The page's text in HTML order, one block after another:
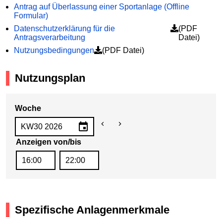
Antrag auf Überlassung einer Sportanlage (Offline
Formular)
Datenschutzerklärung für die
Antragsverarbeitung
(PDF
Datei)
Nutzungsbedingungen
(PDF Datei)
Nutzungsplan
Woche
Anzeigen von/bis
Spezifische Anlagenmerkmale